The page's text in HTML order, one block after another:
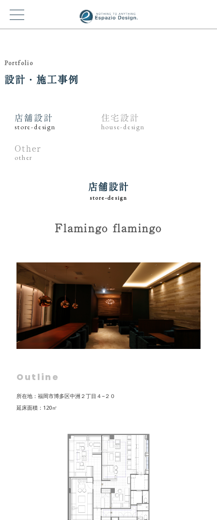
Portfolio
設計・施工事例
店舗設計
store-design
住宅設計
house-design
Other
other
店舗設計
store-design
Flamingo flamingo
Outline
所在地：福岡市博多区中洲２丁目４−２０
延床面積：120㎡